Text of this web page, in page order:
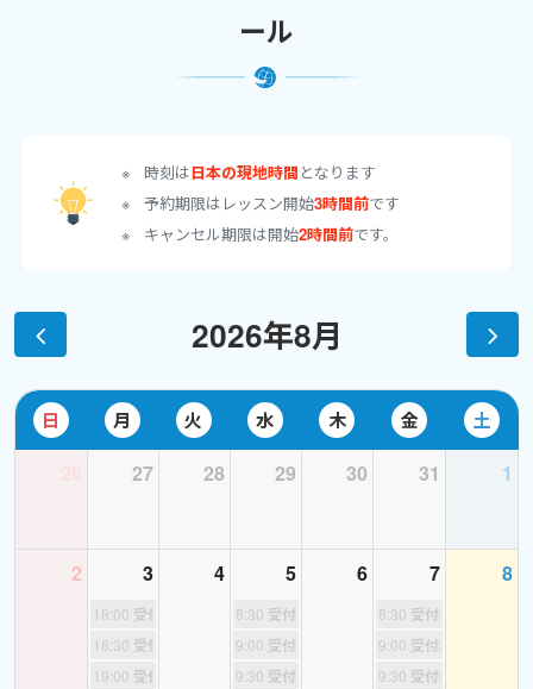
”新しいことを学ぶことは楽しい”
彡☆彡☆彡☆彡☆彡☆彡☆彡☆彡☆彡☆彡☆彡☆彡☆彡☆彡☆
♪経歴♪
自宅や車でサウンドトラックを狂ったように聴く生活を送った
末、長年勤めていた会社を辞し、単身カナダ・バンクーバーに語
学留学へと飛び立ちました。
文法も何も良く分からず、英語の宿題は友達のものを書き写して
いたくらいです。
紆余曲折、大変なこともたくさんありましたが、英語が分かる/話
せるというだけで交友範囲や未来に秘めた可能性は、日本にいた
ール
時刻は日本の現地時間 となります
予約期限はレッスン開始3時間前です
キャンセル期限は開始2時間前です。
2026年8月
日 月 火 水 木 金 土
27 28 29 30 31 1
2 3
18:00 受付終了
18:30 受付終了
19:00 受付終了
4 5
8:30 受付終了
9:00 受付終了
9:30 受付終了
6 7
8:30 受付終了
9:00 受付終了
9:30 受付終了
8